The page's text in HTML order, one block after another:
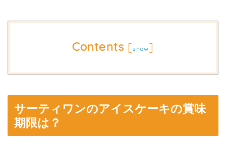
Contents [show]
サーティワンのアイスケーキの賞味
期限は？